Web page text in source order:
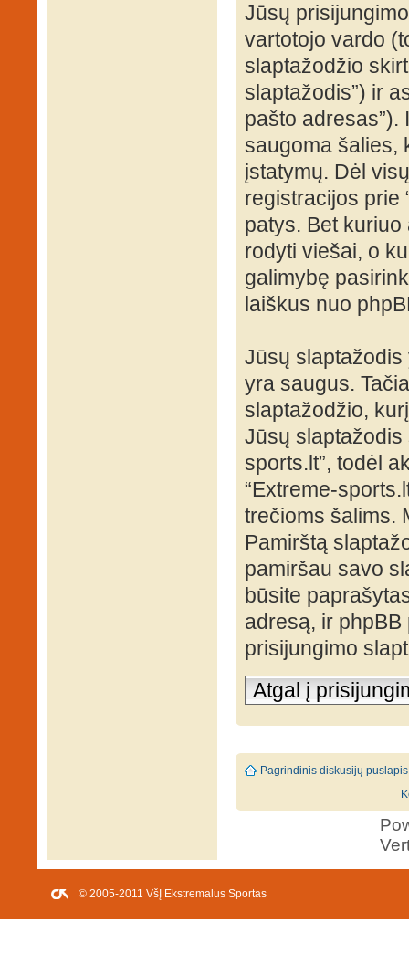
Jūsų
vartotojo vardo
slaptažodžio
slaptažodis”) ir
pašto
saugoma šalies,
įstatymų. Dėl
registracijos prie
patys. Bet
rodyti viešai, o
galimybę
laiškus nuo
Jūsų
yra saugus.
slaptažodžio,
Jūsų slaptažodis
sports.lt”, todėl
“Extreme-
trečioms šalims.
Pamirštą
pamiršau savo
būsite
adresą, ir
prisijungimo
Atgal į
Pagrindinis diskusijų puslapis
© 2005-2011 VšĮ Ekstremalus Sportas